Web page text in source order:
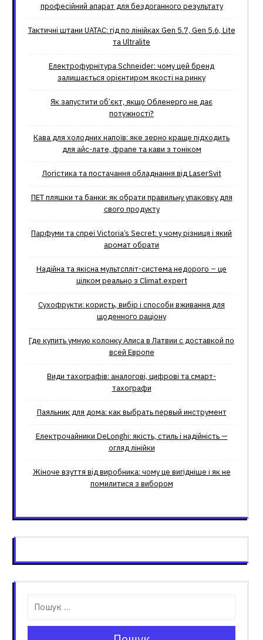
професійний апарат для бездоганного результату
Тактичні штани UATAC: гід по лінійках Gen 5.7, Gen 5.6, Lite
та Ultralite
Електрофурнітура Schneider: чому цей бренд
залишається орієнтиром якості на ринку
Як запустити об’єкт, якщо Обленерго не дає
потужності?
Кава для холодних напоїв: яке зерно краще підходить
для айс-лате, фрапе та кави з тоніком
Логістика та постачання обладнання від LaserSvit
ПЕТ пляшки та банки: як обрати правильну упаковку для
свого продукту
Парфуми та спреї Victoria’s Secret: у чому різниця і який
аромат обрати
Надійна та якісна мультспліт-система недорого – це
цілком реально з Climat.еxpert
Сухофрукти: користь, вибір і способи вживання для
щоденного раціону
Где купить умную колонку Алиса в Латвии с доставкой по
всей Европе
Види тахографів: аналогові, цифрові та смарт-
тахографи
Паяльник для дома: как выбрать первый инструмент
Електрочайники DeLonghi: якість, стиль і надійність —
огляд лінійки
Жіноче взуття від виробника: чому це вигідніше і як не
помилитися з вибором